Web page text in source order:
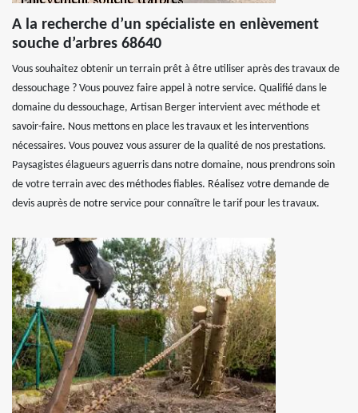
A la recherche d’un spécialiste en enlèvement
souche d’arbres 68640
Vous souhaitez obtenir un terrain prêt à être utiliser après des travaux de
dessouchage ? Vous pouvez faire appel à notre service. Qualifié dans le
domaine du dessouchage, Artisan Berger intervient avec méthode et
savoir-faire. Nous mettons en place les travaux et les interventions
nécessaires. Vous pouvez vous assurer de la qualité de nos prestations.
Paysagistes élagueurs aguerris dans notre domaine, nous prendrons soin
de votre terrain avec des méthodes fiables. Réalisez votre demande de
devis auprès de notre service pour connaître le tarif pour les travaux.